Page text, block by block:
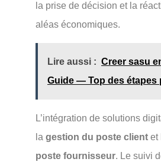
la prise de décision et la
aléas économiques.
Lire aussi : Creer sasu
Guide — Top des étapes
L’intégration de solutions
la gestion du poste client et
poste fournisseur. Le suivi